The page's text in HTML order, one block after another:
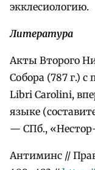
экклесиологию.
Литература
Акты Второго
Собора (787 г.)
Libri Carolini,
языке
— СПб.,
Антиминс //